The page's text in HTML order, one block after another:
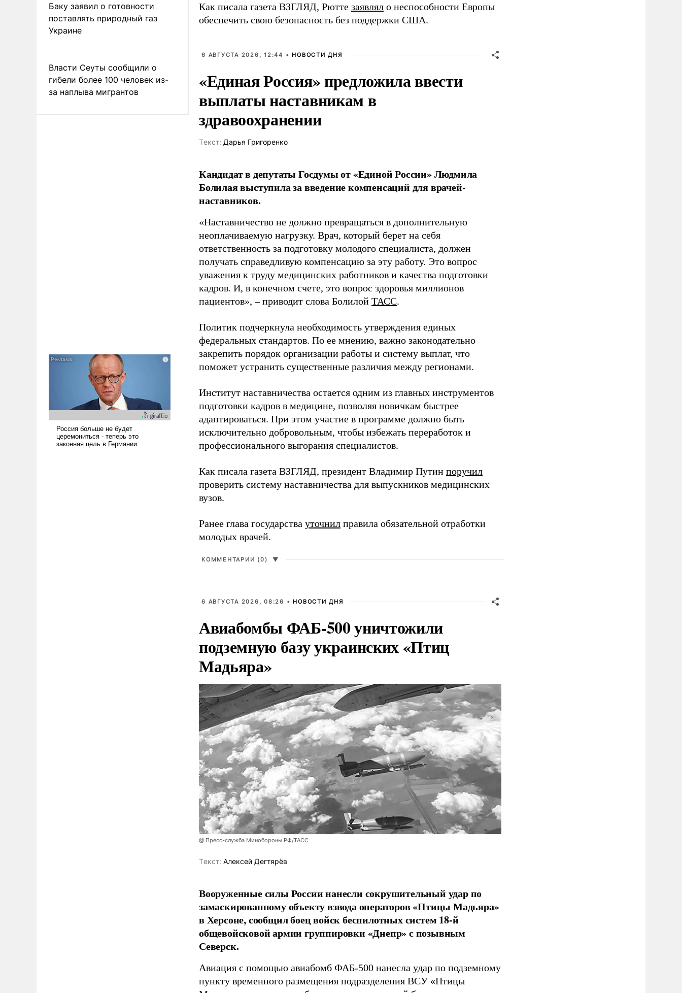
Баку заявил о готовности
поставлять природный газ
Украине
Власти Сеуты сообщили о
гибели более 100 человек из-
за наплыва мигрантов
Как писала газета ВЗГЛЯД, Рютте заявлял о неспособности Европы
обеспечить свою безопасность без поддержки США.
6 АВГУСТА 2026, 12:44 • НОВОСТИ ДНЯ
«Единая Россия» предложила ввести
выплаты наставникам в
здравоохранении
Tекст: Дарья Григоренко
Кандидат в депутаты Госдумы от «Единой России» Людмила
Болилая выступила за введение компенсаций для врачей-
наставников.
«Наставничество не должно превращаться в дополнительную
неоплачиваемую нагрузку. Врач, который берет на себя
ответственность за подготовку молодого специалиста, должен
получать справедливую компенсацию за эту работу. Это вопрос
уважения к труду медицинских работников и качества подготовки
кадров. И, в конечном счете, это вопрос здоровья миллионов
пациентов», – приводит слова Болилой ТАСС.
Политик подчеркнула необходимость утверждения единых
федеральных стандартов. По ее мнению, важно законодательно
закрепить порядок организации работы и систему выплат, что
поможет устранить существенные различия между регионами.
Институт наставничества остается одним из главных инструментов
подготовки кадров в медицине, позволяя новичкам быстрее
адаптироваться. При этом участие в программе должно быть
исключительно добровольным, чтобы избежать переработок и
профессионального выгорания специалистов.
Как писала газета ВЗГЛЯД, президент Владимир Путин поручил
проверить систему наставничества для выпускников медицинских
вузов.
Ранее глава государства уточнил правила обязательной отработки
молодых врачей.
КОММЕНТАРИИ (0) ▼
6 АВГУСТА 2026, 08:26 • НОВОСТИ ДНЯ
Авиабомбы ФАБ-500 уничтожили
подземную базу украинских «Птиц
Мадьяра»
@ Пресс-служба Минобороны РФ/ТАСС
Tекст: Алексей Дегтярёв
Вооруженные силы России нанесли сокрушительный удар по
замаскированному объекту взвода операторов «Птицы Мадьяра»
в Херсоне, сообщил боец войск беспилотных систем 18-й
общевойсковой армии группировки «Днепр» с позывным
Северск.
Авиация с помощью авиабомб ФАБ-500 нанесла удар по подземному
пункту временного размещения подразделения ВСУ «Птицы